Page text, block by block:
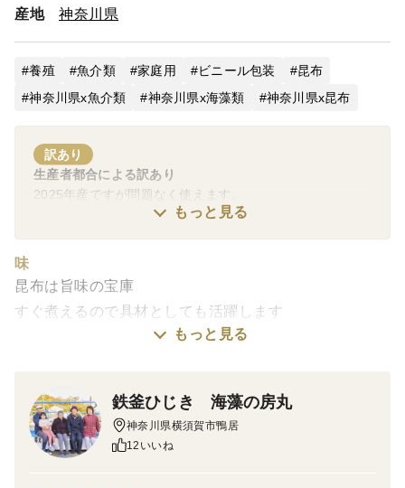
産地 神奈川県
養殖 魚介類 家庭用 ビニール包装
昆布
神奈川県x魚介類
神奈川県x海藻類 神奈川県x昆布
訳あり
生産者都合による訳あり
2025年産ですが問題なく使えます。
もっと見る
味
昆布は旨味の宝庫
すぐ煮えるので具材としても活躍します
○昆布+塩+豆腐の湯豆腐で素材の味を楽しむ
栽培・生産のこだわり
北海道から真昆布の苗を取り寄せて、人の手を使いロー
プに植えただけで、あとは農薬をかけたりせず天然もの
もっと見る
鉄釜ひじき 海藻の房丸
神奈川県横須賀市鴨居
12いいね